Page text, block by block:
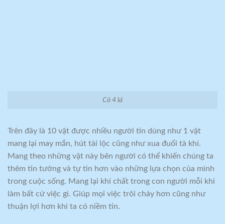
Cỏ 4 lá
Trên đây là 10 vật được nhiều người tin dùng như 1 vật
mang lại may mắn, hút tài lộc cũng như xua đuổi tà khí.
Mang theo những vật này bên người có thể khiến chúng ta
thêm tin tưởng và tự tin hơn vào những lựa chọn của mình
trong cuộc sống. Mang lại khí chất trong con người mỗi khi
làm bất cứ việc gì. Giúp mọi việc trôi chảy hơn cũng như
thuận lợi hơn khi ta có niềm tin.